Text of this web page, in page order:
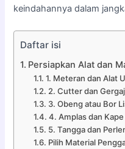
keindahannya dalam
Daftar isi
Persiapkan Alat dan
1. Meteran dan Alat
2. Cutter dan
3. Obeng atau Bor
4. Amplas dan Kape
5. Tangga dan
Pilih Material